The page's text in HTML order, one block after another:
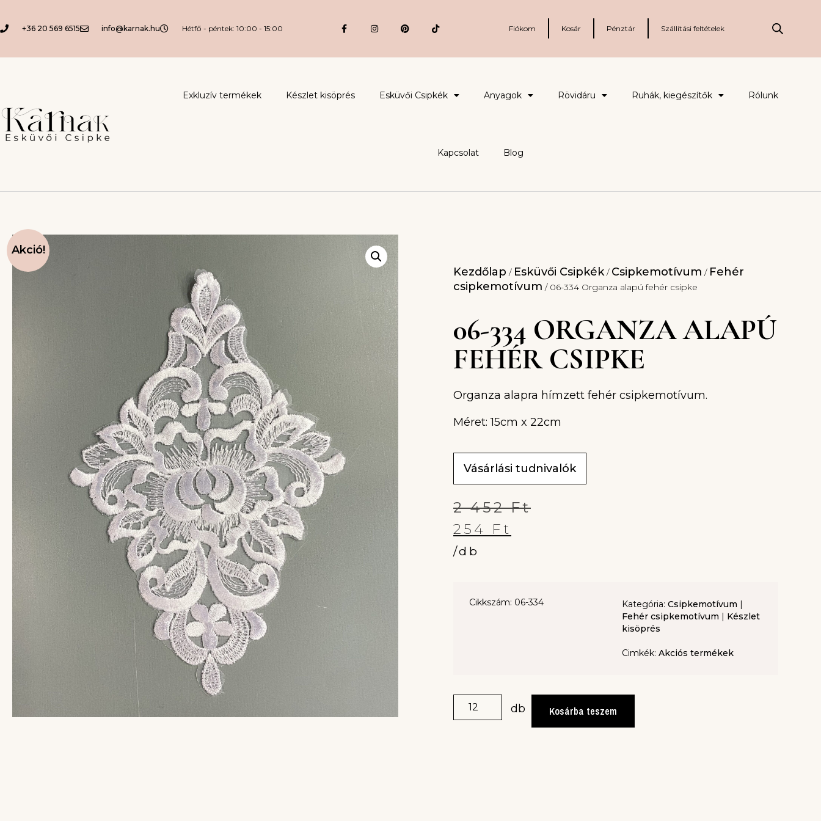
+36 20 569 6515 info@karnak.hu Hétfő - péntek: 10:00 - 15:00 Fiókom Kosár Pénztár Szállítási feltételek
Exkluzív termékek Készlet kisöprés Esküvői Csipkék Anyagok Rövidáru Ruhák, kiegészítők Rólunk
Kapcsolat Blog
Akció!
Kezdőlap / Esküvői Csipkék/ Csipkemotívum / Fehér
csipkemotívum / 06-334 Organza alapú fehér csipke
06-334 ORGANZA ALAPÚ
FEHÉR CSIPKE
Organza alapra hímzett fehér csipkemotívum.
Méret: 15cm x 22cm
Vásárlási tudnivalók
2 452Ft
254 Ft
/db
Cikkszám: 06-334 Kategória: Csipkemotívum |
Fehér csipkemotívum | Készlet
kisöprés
Cimkék: Akciós termékek
db Kosárba teszem